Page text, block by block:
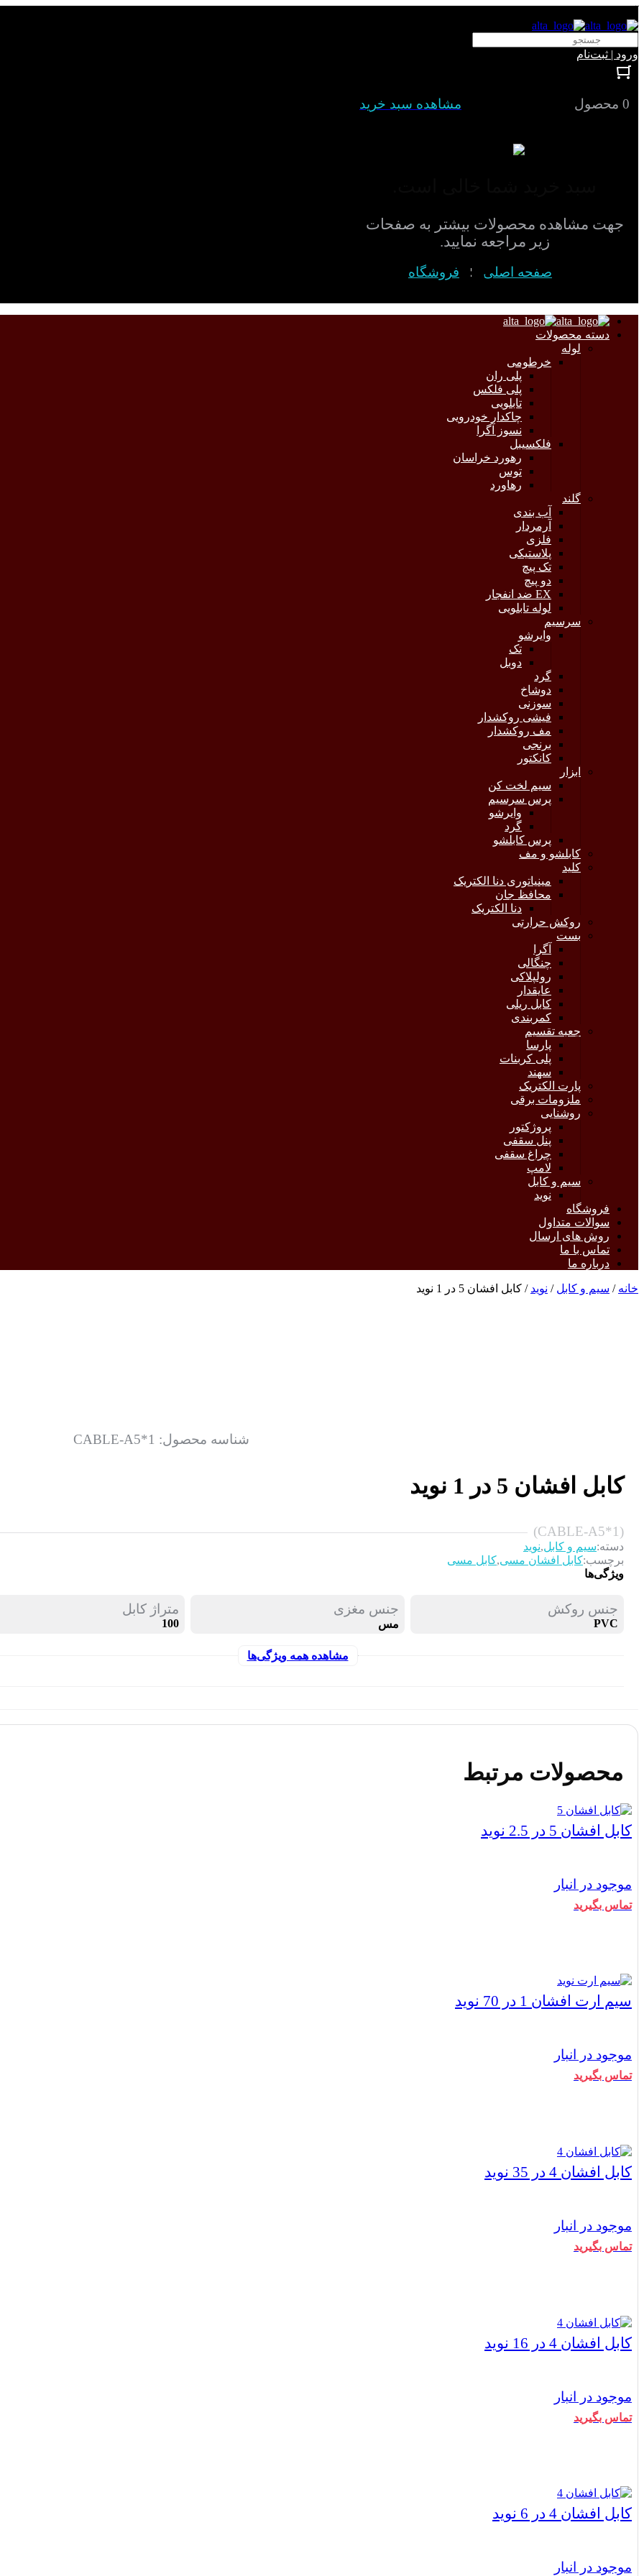
ورود | ثبت‌نام
0 محصول مشاهده سبد خرید
جهت مشاهده محصولات بیشتر به صفحات
زیر مراجعه نمایید.
صفحه اصلی فروشگاه
دسته محصولات
لوله
خرطومی
پلی ران
پلی فلکس
تابلویی
چاکدار خودرویی
نسوز آگرا
فلکسیبل
رهورد خراسان
توس
رهاورد
گلند
آب بندی
آرمردار
فلزی
پلاستیکی
تک پیچ
دو پیچ
EX ضد انفجار
لوله تابلویی
سرسیم
وایرشو
تک
دوبل
گرد
دوشاخ
سوزنی
فیشی روکشدار
مف روکشدار
برنجی
کانکتور
ابزار
سیم لخت کن
پرس سرسیم
وایرشو
گرد
پرس کابلشو
کابلشو و مف
کلید
مینیاتوری دنا الکتریک
محافظ جان
دنا الکتریک
روکش حرارتی
بست
آگرا
چنگالی
رولپلاکی
عایقدار
کابل ریلی
کمربندی
جعبه تقسیم
پارسا
پلی کربنات
سهند
پارت الکتریک
ملزومات برقی
روشنایی
پروژکتور
پنل سقفی
چراغ سقفی
لامپ
سیم و کابل
نوید
فروشگاه
سوالات متداول
روش های ارسال
تماس با ما
درباره ما
خانه / سیم و کابل / نوید / کابل افشان 5 در 1 نوید
شناسه محصول: CABLE-A5*1
کابل افشان 5 در 1 نوید
(CABLE-A5*1)
دسته:سیم و کابل,نوید
برچسب:کابل افشان مسی,کابل مسی
ویژگی‌ها
جنس روکش
PVC
جنس مغزی
مس
متراژ کابل
100
مشاهده همه ویژگی‌ها
محصولات مرتبط
کابل افشان 5 در 2.5 نوید
موجود در انبار
تماس بگیرید
بستن
سیم ارت افشان 1 در 70 نوید
موجود در انبار
تماس بگیرید
بستن
کابل افشان 4 در 35 نوید
موجود در انبار
تماس بگیرید
بستن
کابل افشان 4 در 16 نوید
موجود در انبار
تماس بگیرید
بستن
کابل افشان 4 در 6 نوید
موجود در انبار